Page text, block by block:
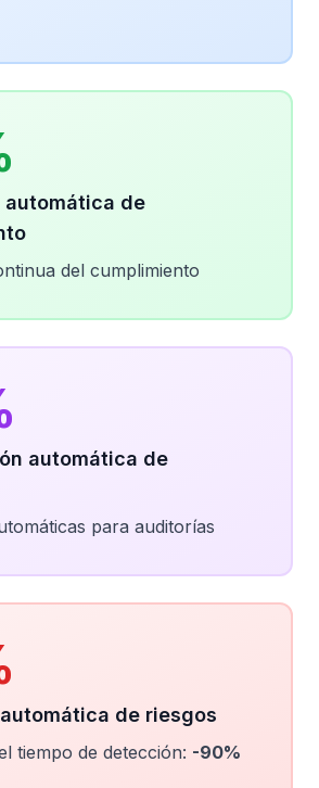
de
del cumplimiento
automática de
para auditorías
de riesgos
tiempo de detección: -90%